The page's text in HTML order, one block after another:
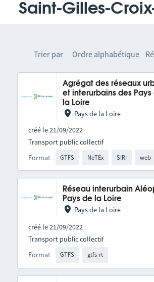
Saint-Gilles-
Trier par Ordre alphabétique
Agrégat des réseaux
et interurbains des Pays
la Loire
Pays de la Loire
créé le 21/09/2022
Format GTFS NeTEx SIRI web
Transport public collectif
Réseau interurbain
Pays de la Loire
Pays de la Loire
créé le 21/09/2022
Format GTFS gtfs-rt
Transport public collectif